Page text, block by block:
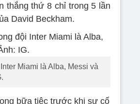
thắng thứ 8 chỉ trong 5 lần
David Beckham.
Miami là Alba, Messi và